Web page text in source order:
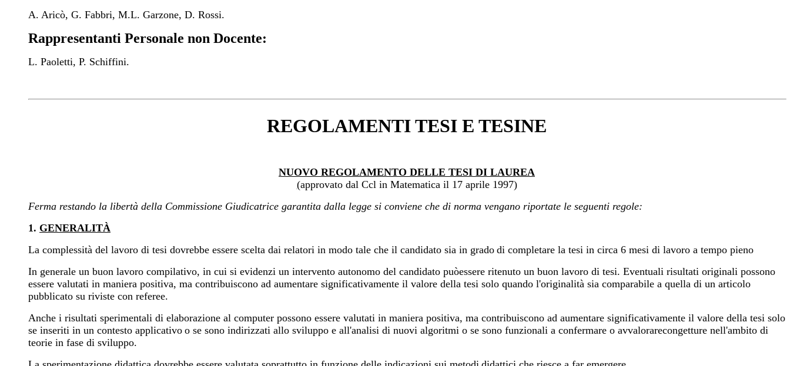
A. Aricò, G. Fabbri, M.L. Garzone, D. Rossi.
Rappresentanti Personale non Docente:
L. Paoletti, P. Schiffini.
REGOLAMENTI TESI E TESINE
NUOVO REGOLAMENTO DELLE TESI DI LAUREA
(approvato dal Ccl in Matematica il 17 aprile 1997)
Ferma restando la libertà della Commissione Giudicatrice garantita dalla legge si conviene che di norma vengano riportate le seguenti regole:
1. GENERALITÀ
La complessità del lavoro di tesi dovrebbe essere scelta dai relatori in modo tale che il candidato sia in grado di completare la tesi in circa 6 mesi di lavoro a tempo pieno
In generale un buon lavoro compilativo, in cui si evidenzi un intervento autonomo del candidato puòessere ritenuto un buon lavoro di tesi. Eventuali risultati originali possono
essere valutati in maniera positiva, ma contribuiscono ad aumentare significativamente il valore della tesi solo quando l'originalità sia comparabile a quella di un articolo
pubblicato su riviste con referee.
Anche i risultati sperimentali di elaborazione al computer possono essere valutati in maniera positiva, ma contribuiscono ad aumentare significativamente il valore della tesi solo
se inseriti in un contesto applicativo o se sono indirizzati allo sviluppo e all'analisi di nuovi algoritmi o se sono funzionali a confermare o avvalorarecongetture nell'ambito di
teorie in fase di sviluppo.